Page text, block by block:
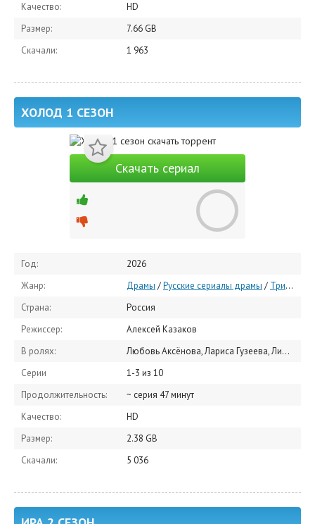
Качество:
HD
Размер:
7.66 GB
Скачали:
1 963
ХОЛОД 1 СЕЗОН
Скачать сериал
Год:
2026
Жанр:
Драмы /Русские сериалы драмы / Триллеры
Страна:
Россия
Режиссер:
Алексей Казаков
В ролях:
Любовь Аксёнова, Лариса Гузеева, Линда Лапиньш, Пётр Фёдоров, Александр Аверин, Максим Бойко, Ксения Каталымова, Денис Прытков, Олег Васильков, Александра Бабаскина
Серии
1-3 из 10
Продолжительность:
~ серия 47 минут
Качество:
HD
Размер:
2.38 GB
Скачали:
5 036